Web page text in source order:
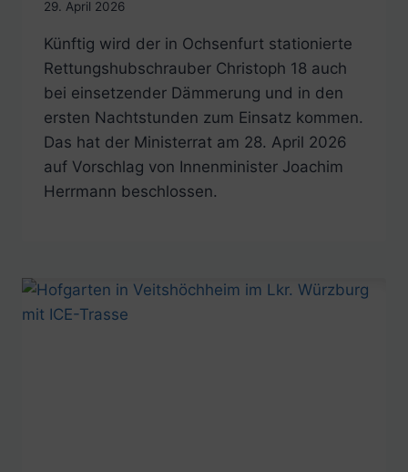
29. April 2026
Künftig wird der in Ochsenfurt stationierte
Rettungshubschrauber Christoph 18 auch
bei einsetzender Dämmerung und in den
ersten Nachtstunden zum Einsatz kommen.
Das hat der Ministerrat am 28. April 2026
auf Vorschlag von Innenminister Joachim
Herrmann beschlossen.